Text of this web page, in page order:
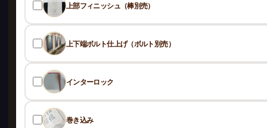
上部フィニッシュ（棒別売）
上下端ボルト仕上げ（ボルト別売）
インターロック
巻き込み